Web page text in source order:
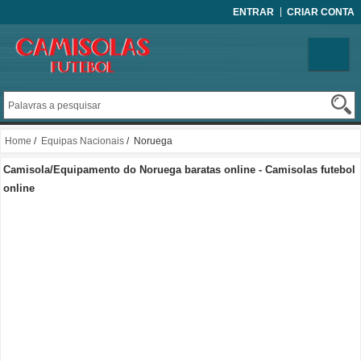
ENTRAR CRIAR CONTA
Home / Equipas Nacionais / Noruega
Camisola/Equipamento do Noruega baratas online - Camisolas futebol
online